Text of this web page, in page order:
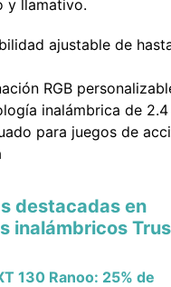
y llamativo.
ajustable de
RGB
inalámbrica de 2.4
para juegos de
destacadas en
inalámbricos
130 Ranoo: 25% de